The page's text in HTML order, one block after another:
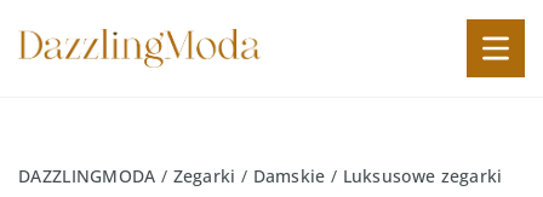
DAZZLINGMODA / Zegarki / Damskie / Luksusowe zegarki